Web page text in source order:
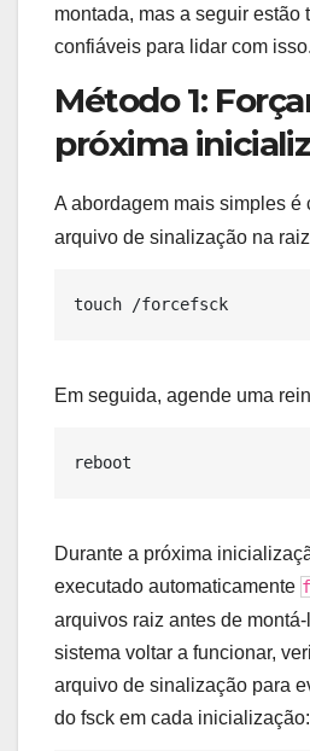
montada, mas a seguir estão
confiáveis ​​para lidar com isso.
Método 1:
próxima
A abordagem mais simples é
arquivo de sinalização na
Em seguida, agende uma
Durante a próxima
executado automaticamente
arquivos raiz antes de
sistema voltar a funcionar,
arquivo de sinalização para
do fsck em cada inicialização: